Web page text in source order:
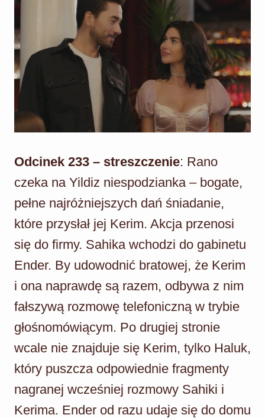
Odcinek 233 – streszczenie: Rano
czeka na Yildiz niespodzianka – bogate,
pełne najróżniejszych dań śniadanie,
które przysłał jej Kerim. Akcja przenosi
się do firmy. Sahika wchodzi do gabinetu
Ender. By udowodnić bratowej, że Kerim
i ona naprawdę są razem, odbywa z nim
fałszywą rozmowę telefoniczną w trybie
głośnomówiącym. Po drugiej stronie
wcale nie znajduje się Kerim, tylko Haluk,
który puszcza odpowiednie fragmenty
nagranej wcześniej rozmowy Sahiki i
Kerima. Ender od razu udaje się do domu